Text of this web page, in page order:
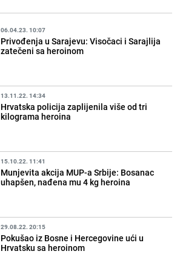
06.04.23. 10:07
Privođenja u Sarajevu: Visočaci i Sarajlija
zatečeni sa heroinom
13.11.22. 14:34
Hrvatska policija zaplijenila više od tri
kilograma heroina
15.10.22. 11:41
Munjevita akcija MUP-a Srbije: Bosanac
uhapšen, nađena mu 4 kg heroina
29.08.22. 20:15
Pokušao iz Bosne i Hercegovine ući u
Hrvatsku sa heroinom